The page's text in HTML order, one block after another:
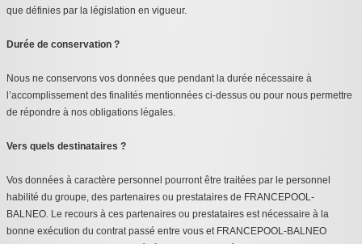
que définies par la législation en vigueur.
Durée de conservation ?
Nous ne conservons vos données que pendant la durée nécessaire à
l’accomplissement des finalités mentionnées ci-dessus ou pour nous permettre
de répondre à nos obligations légales.
Vers quels destinataires ?
Vos données à caractère personnel pourront être traitées par le personnel
habilité du groupe, des partenaires ou prestataires de FRANCEPOOL-
BALNEO. Le recours à ces partenaires ou prestataires est nécessaire à la
bonne exécution du contrat passé entre vous et FRANCEPOOL-BALNEO